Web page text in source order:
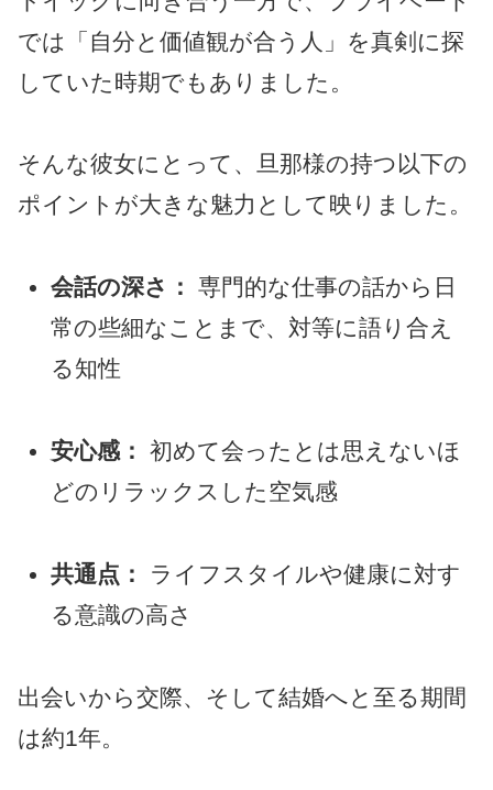
では「自分と価値観が合う人」を真剣に探
していた時期でもありました。
そんな彼女にとって、旦那様の持つ以下の
ポイントが大きな魅力として映りました。
会話の深さ：
専門的な仕事の話から日
常の些細なことまで、対等に語り合え
る知性
安心感：
初めて会ったとは思えないほ
どのリラックスした空気感
共通点：
ライフスタイルや健康に対す
る意識の高さ
出会いから交際、そして結婚へと至る期間
は約1年。